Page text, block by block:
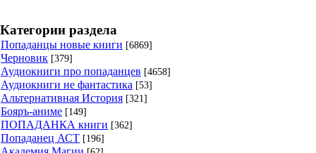
Категории раздела
Попаданцы новые книги [6869]
Черновик [379]
Аудиокниги про попаданцев [4658]
Аудиокниги не фантастика [53]
Альтернативная История [321]
Бояръ-аниме [149]
ПОПАДАНКА книги [362]
Попаданец АСТ [196]